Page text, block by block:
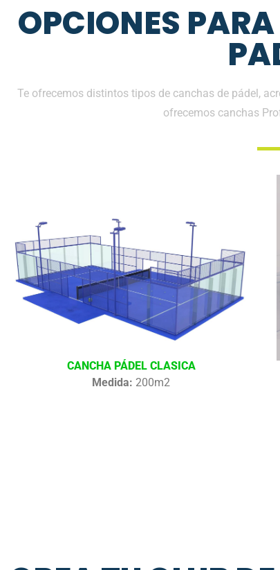
OPCIONES
Te ofrecemos distintos tipos de canchas de pádel,
ofrecemos canchas
CANCHA PÁDEL CLASICA
Medida: 200m2